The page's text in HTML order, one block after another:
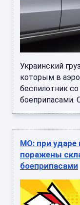
Украинский
которым в
беспилотник
боеприпасами.
МО: при ударе
поражены
боеприпасами